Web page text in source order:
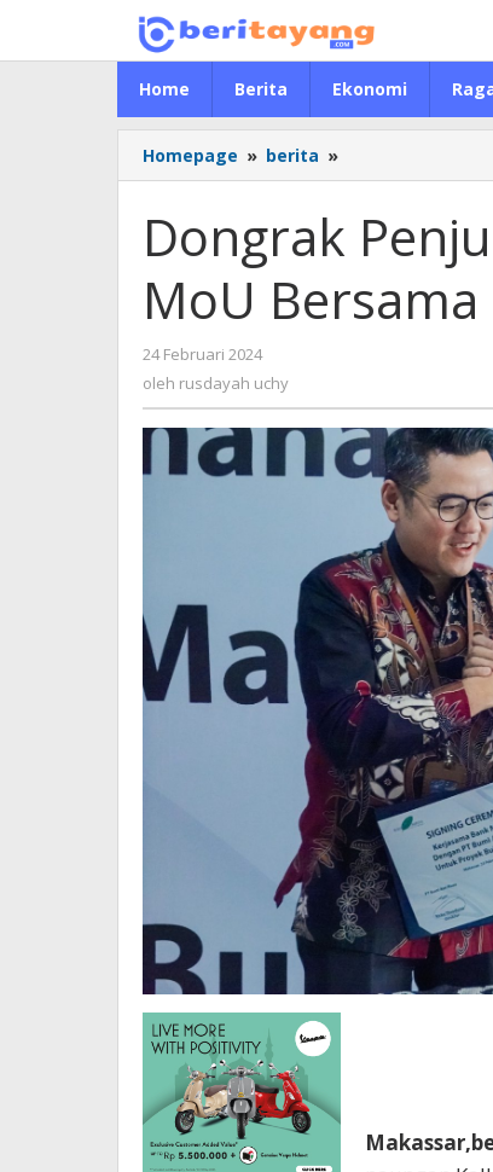
konten
Home Berita Ekonomi
Homepage » berita »
Penjualan,
Baruga
Teken
Bersama
Dongrak
MoU
24 Februari 2024
rusdayah
uchy
oleh rusdayah uchy